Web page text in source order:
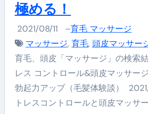
極める！
2021/08/11 –育毛 マッサージ
マッサージ, 育毛, 頭皮マッサー
育毛、頭皮「マッサージ」の検索
レス コントロール&頭皮マッサー
勃起力アップ（毛髪体験談）
トレスコントロールと頭皮マッサ